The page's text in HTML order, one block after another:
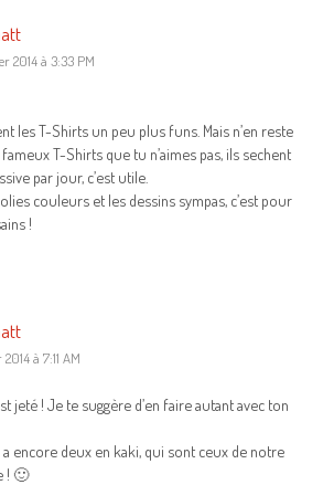
2014 à 3:33 PM
les T-Shirts un peu plus funs. Mais n’en reste
T-Shirts que tu n’aimes pas, ils sechent
par jour, c’est utile.
couleurs et les dessins sympas, c’est pour
!
à 7:11 AM
jeté ! Je te suggère d’en faire autant avec ton
a encore deux en kaki, qui sont ceux de notre
! 🙂